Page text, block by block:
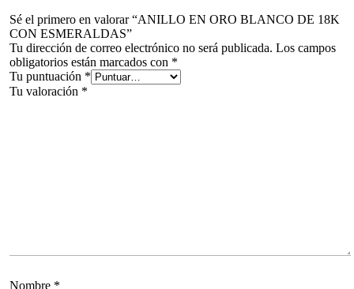
Sé el primero en valorar “ANILLO EN ORO BLANCO DE 18K
CON ESMERALDAS”
Tu dirección de correo electrónico no será publicada. Los campos
obligatorios están marcados con *
Tu puntuación *
Tu valoración *
Nombre *